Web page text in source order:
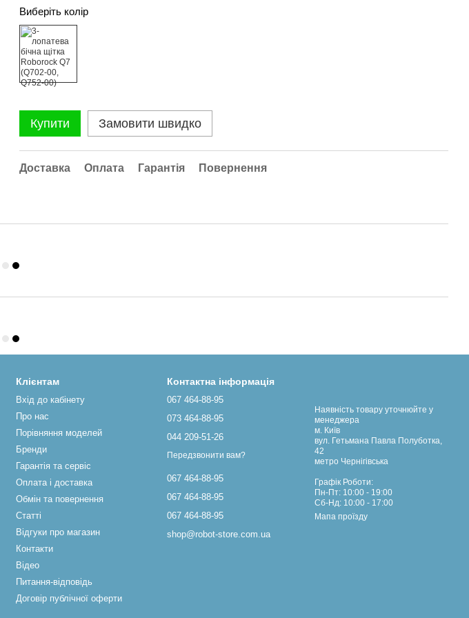
Виберіть колір
Купити Замовити швидко
Доставка Оплата Гарантія Повернення
Клієнтам
Вхід до кабінету
Про нас
Порівняння моделей
Бренди
Гарантія та сервіс
Оплата і доставка
Обмін та повернення
Статті
Відгуки про магазин
Контакти
Відео
Питання-відповідь
Договір публічної оферти
Контактна інформація
067 464-88-95
073 464-88-95
044 209-51-26
Передзвонити вам?
067 464-88-95
067 464-88-95
067 464-88-95
shop@robot-store.com.ua
Наявність товару уточнюйте у
менеджера
м. Київ
вул. Гетьмана Павла Полуботка,
42
метро Чернігівська
Графік Роботи:
Пн-Пт: 10:00 - 19:00
Сб-Нд: 10:00 - 17:00
Мапа проїзду